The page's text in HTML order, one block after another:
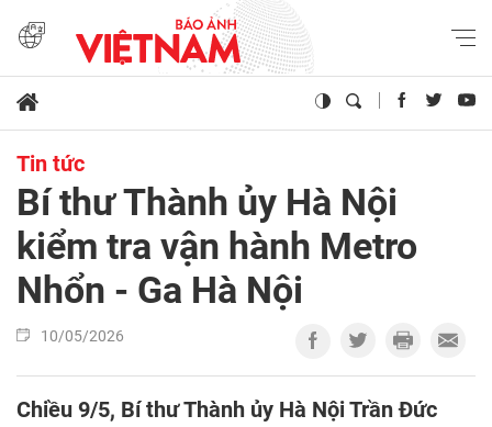
Tin tức
Bí thư Thành ủy Hà Nội
kiểm tra vận hành Metro
Nhổn - Ga Hà Nội
10/05/2026
Chiều 9/5, Bí thư Thành ủy Hà Nội Trần Đức